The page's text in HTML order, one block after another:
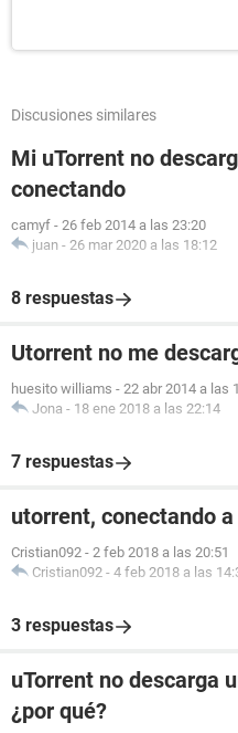
Discusiones similares
Mi uTorrent no
conectando
camyf - 26 feb 2014 a las 23:20
juan - 26 mar 2020 a las 18:12
8 respuestas
Utorrent no me
huesito williams - 22 abr 2014 a las
Jona - 18 ene 2018 a las 22:14
7 respuestas
utorrent, conectando
Cristian092 - 2 feb 2018 a las 20:51
Cristian092 - 4 feb 2018 a las
3 respuestas
uTorrent no descarga
¿por qué?